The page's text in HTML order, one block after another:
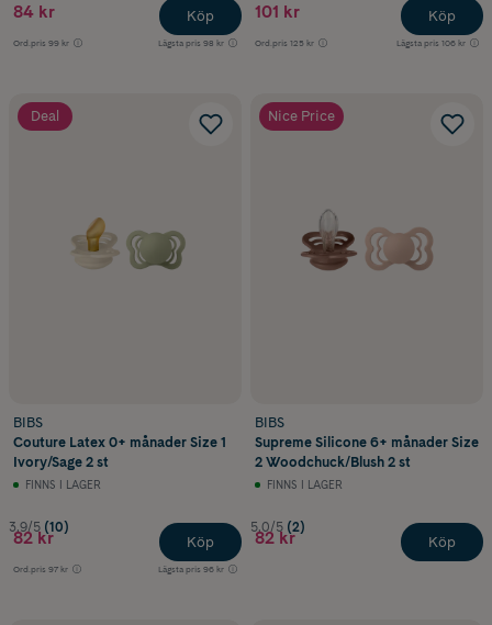
84 kr
Ord.pris 99 kr Lägsta pris 98 kr
Köp 101 kr
Ord.pris 125 kr Lägsta pris 106 kr
Köp
Deal
BIBS
Couture Latex 0+ månader Size 1
Ivory/Sage 2 st
FINNS I LAGER
3.9/5 (10)
82 kr
Ord.pris 97 kr Lägsta pris 96 kr
Köp
Nice Price
BIBS
Supreme Silicone 6+ månader Size
2 Woodchuck/Blush 2 st
FINNS I LAGER
5.0/5 (2)
82 kr Köp